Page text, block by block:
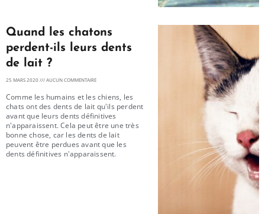
Quand les chatons
perdent-ils leurs dents
de lait ?
25 MARS 2020 AUCUN COMMENTAIRE
Comme les humains et les chiens, les
chats ont des dents de lait qu'ils perdent
avant que leurs dents définitives
n'apparaissent. Cela peut être une très
bonne chose, car les dents de lait
peuvent être perdues avant que les
dents définitives n'apparaissent.